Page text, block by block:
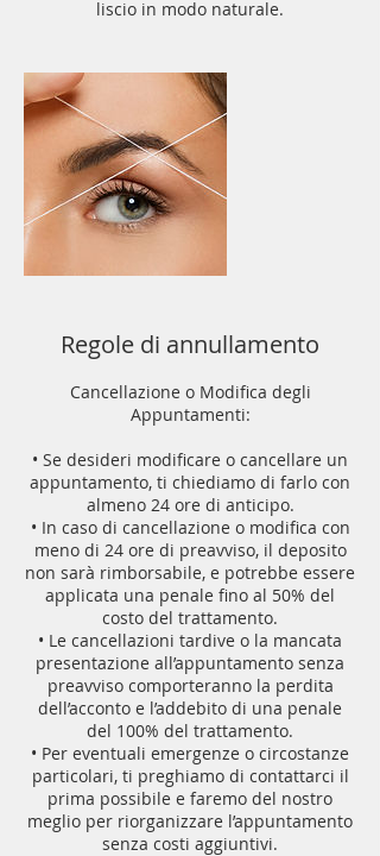
Regole di annullamento
Cancellazione o Modifica degli
Appuntamenti:
• Se desideri modificare o cancellare un
appuntamento, ti chiediamo di farlo con
almeno 24 ore di anticipo.
• In caso di cancellazione o modifica con
meno di 24 ore di preavviso, il deposito
non sarà rimborsabile, e potrebbe essere
applicata una penale fino al 50% del
costo del trattamento.
• Le cancellazioni tardive o la mancata
presentazione all’appuntamento senza
preavviso comporteranno la perdita
dell’acconto e l’addebito di una penale
del 100% del trattamento.
• Per eventuali emergenze o circostanze
particolari, ti preghiamo di contattarci il
prima possibile e faremo del nostro
meglio per riorganizzare l’appuntamento
senza costi aggiuntivi.